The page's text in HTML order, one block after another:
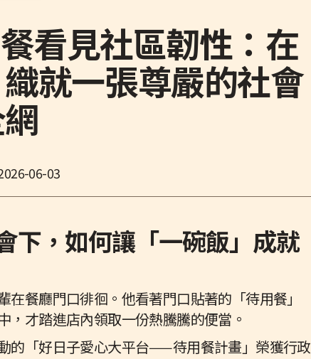
看見社區韌性：在
就一張尊嚴的社會
06-03
下，如何讓「一碗飯」成就
餐廳門口徘徊。他看著門口貼著的「待用餐」
才踏進店內領取一份熱騰騰的便當。
的「好日子愛心大平台——待用餐計畫」榮獲行政